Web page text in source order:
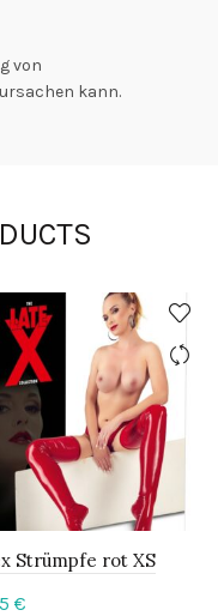
von
kann.
Strümpfe rot XS
€